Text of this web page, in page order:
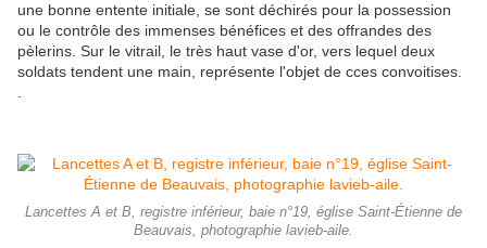
une bonne entente initiale, se sont déchirés pour la possession
ou le contrôle des immenses bénéfices et des offrandes des
pèlerins. Sur le vitrail, le très haut vase d'or, vers lequel deux
soldats tendent une main, représente l'objet de cces convoitises.
Lancettes A et B, registre inférieur, baie n°19, église Saint-Étienne de
Beauvais, photographie lavieb-aile.